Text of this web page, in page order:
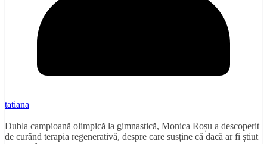
tatiana
Dubla campioană olimpică la gimnastică, Monica Roșu a descoperit
de curând terapia regenerativă, despre care susține că dacă ar fi știut